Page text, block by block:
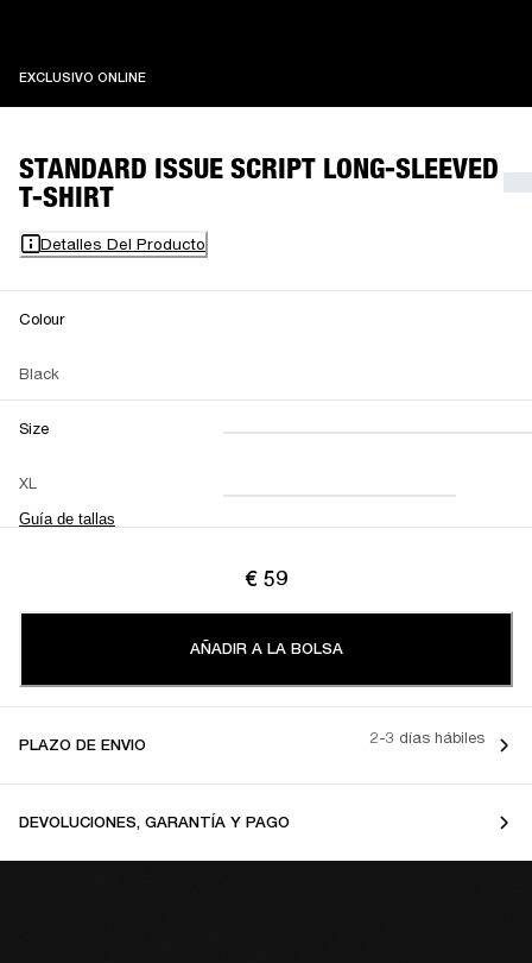
EXCLUSIVO ONLINEEXCLUSIVO ONLINE
STANDARD ISSUE SCRIPT LONG-SLEEVED
T-SHIRT
Detalles Del Producto
Colour
Black
Size
XL
Guía de tallas
XXS XS S M
L XL XXL
€ 59
AÑADIR A LA BOLSA
PLAZO DE ENVIO 2-3 días hábiles
DEVOLUCIONES, GARANTÍA Y PAGO